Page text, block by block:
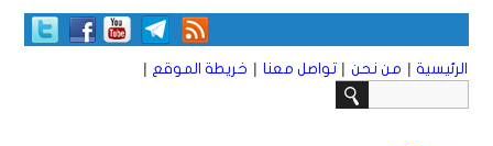
الرئيسية | من نحن | تواصل معنا | خريطة الموقع |